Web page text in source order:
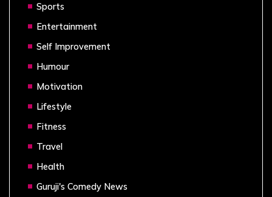
Sports
Entertainment
Self Improvement
Humour
Motivation
Lifestyle
Fitness
Travel
Health
Guruji's Comedy News